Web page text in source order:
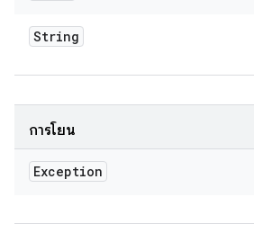
String
การโยน
Exception